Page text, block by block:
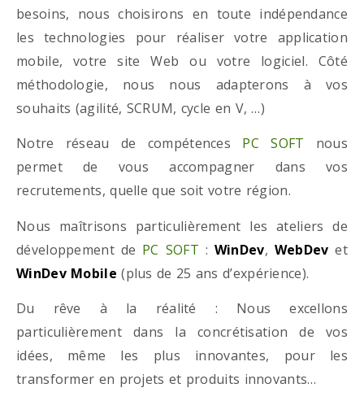
besoins, nous choisirons en toute indépendance
les technologies pour réaliser votre application
mobile, votre site Web ou votre logiciel. Côté
méthodologie, nous nous adapterons à vos
souhaits (agilité, SCRUM, cycle en V, …)
Notre réseau de compétences PC SOFT nous
permet de vous accompagner dans vos
recrutements, quelle que soit votre région.
Nous maîtrisons particulièrement les ateliers de
développement de PC SOFT : WinDev, WebDev et
WinDev Mobile (plus de 25 ans d’expérience).
Du rêve à la réalité : Nous excellons
particulièrement dans la concrétisation de vos
idées, même les plus innovantes, pour les
transformer en projets et produits innovants…